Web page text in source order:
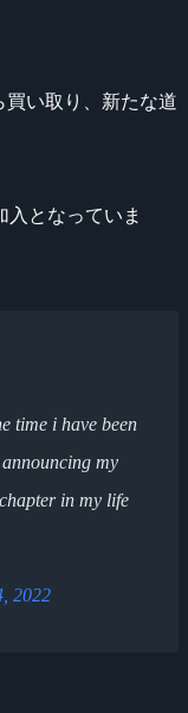
買い取り、新たな道
入となっていま
time i have been
my
in my life
2022